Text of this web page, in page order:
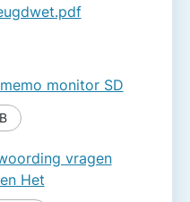
monitor SD
vragen
Het